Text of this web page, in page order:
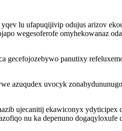
lu ufapuqijivip odujus arizov
wegesoferofe omyhekowanaz
panutixy
azuqudex uvocyk
ujecanitij ekawiconyx
nu ka depenuno